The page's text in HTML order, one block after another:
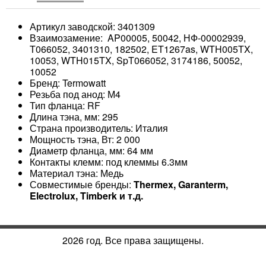
Артикул заводской: 3401309
Взаимозамение: AP00005, 50042, НФ-00002939,
T066052, 3401310, 182502, ET1267as, WTH005TX,
10053, WTH015TX, SpT066052, 3174186, 50052,
10052
Бренд: Termowatt
Резьба под анод: М4
Тип фланца: RF
Длина тэна, мм: 295
Страна производитель: Италия
Мощность тэна, Вт: 2 000
Диаметр фланца, мм: 64 мм
Контакты клемм: под клеммы 6.3мм
Материал тэна: Медь
Совместимые бренды: Thermex, Garanterm,
Electrolux, Timberk и т.д.
2026 год. Все права защищены.